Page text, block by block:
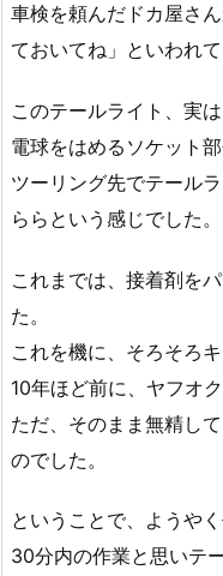
車検を頼んだドカ屋さ
ておいてね」といわれて
このテールライト、実
電球をはめるソケット
ツーリング先でテール
ららという感じでした。
これまでは、接着剤を
た。
これを機に、そろそろ
10年ほど前に、ヤフオ
ただ、そのまま無精し
のでした。
ということで、ようや
30分内の作業と思いテ